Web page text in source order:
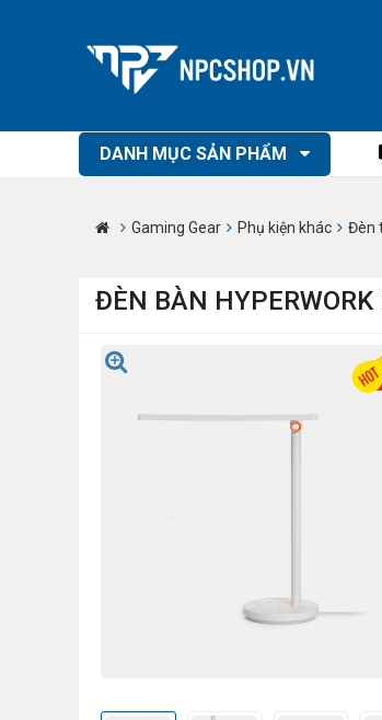
DANH MỤC SẢN PHẨM
Gaming Gear Phụ kiện khác Đèn
ĐÈN BÀN